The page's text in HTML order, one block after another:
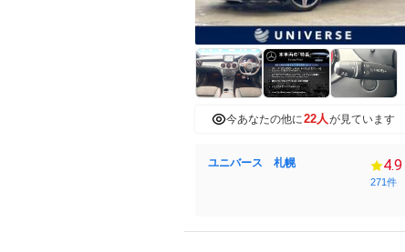
今あなたの他に22人が見ています
ユニバース 札幌 4.9
271件